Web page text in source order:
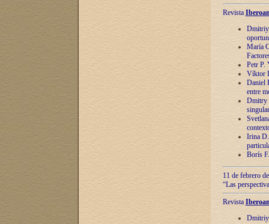
Revista
Dmitriy
María
Petr P.
Víktor
Daniel
entre
Dmitry
Irina
Borís
11 de febrero
“Las
Revista
Dmitriy